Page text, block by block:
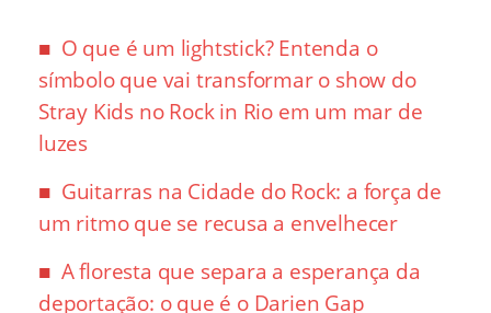
O que é um lightstick? Entenda o
símbolo que vai transformar o show do
Stray Kids no Rock in Rio em um mar de
luzes
Guitarras na Cidade do Rock: a força de
um ritmo que se recusa a envelhecer
A floresta que separa a esperança da
deportação: o que é o Darien Gap